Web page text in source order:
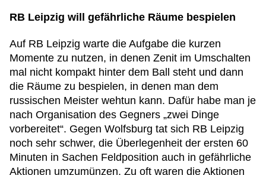
RB Leipzig will gefährliche Räume bespielen
Auf RB Leipzig warte die Aufgabe die kurzen
Momente zu nutzen, in denen Zenit im Umschalten
mal nicht kompakt hinter dem Ball steht und dann
die Räume zu bespielen, in denen man dem
russischen Meister wehtun kann. Dafür habe man je
nach Organisation des Gegners „zwei Dinge
vorbereitet“. Gegen Wolfsburg tat sich RB Leipzig
noch sehr schwer, die Überlegenheit der ersten 60
Minuten in Sachen Feldposition auch in gefährliche
Aktionen umzumünzen. Zu oft waren die Aktionen